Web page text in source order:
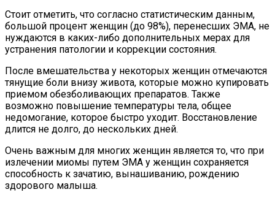
Стоит отметить, что согласно статистическим данным,
большой процент женщин (до 98%), перенесших ЭМА, не
нуждаются в каких-либо дополнительных мерах для
устранения патологии и коррекции состояния.
После вмешательства у некоторых женщин отмечаются
тянущие боли внизу живота, которые можно купировать
приемом обезболивающих препаратов. Также
возможно повышение температуры тела, общее
недомогание, которое быстро уходит. Восстановление
длится не долго, до нескольких дней.
Очень важным для многих женщин является то, что при
излечении миомы путем ЭМА у женщин сохраняется
способность к зачатию, вынашиванию, рождению
здорового малыша.